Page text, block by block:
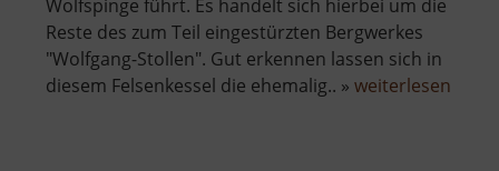
Wolfspinge führt. Es handelt sich hierbei um die
Reste des zum Teil eingestürzten Bergwerkes
"Wolfgang-Stollen". Gut erkennen lassen sich in
diesem Felsenkessel die ehemalig.. » weiterlesen